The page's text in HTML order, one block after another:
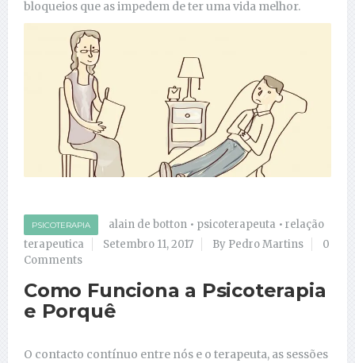
bloqueios que as impedem de ter uma vida melhor.
PSICOTERAPIA alain de botton • psicoterapeuta • relação
terapeutica
Setembro 11, 2017 By Pedro Martins
0
Comments
Como Funciona a Psicoterapia
e Porquê
O contacto contínuo entre nós e o terapeuta, as sessões